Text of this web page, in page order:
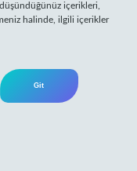
içerikleri,
halinde, ilgili içerikler